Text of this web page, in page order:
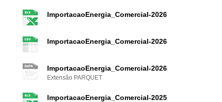
ImportacaoEnergia_Comercial-2026
ImportacaoEnergia_Comercial-2026
ImportacaoEnergia_Comercial-2026
Extensão PARQUET
ImportacaoEnergia_Comercial-2025